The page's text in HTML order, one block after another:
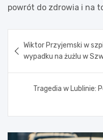
powrót do zdrowia i na
wpisu
Wiktor Przyjemski w
wypadku na żużlu w
Tragedia w Lublinie: